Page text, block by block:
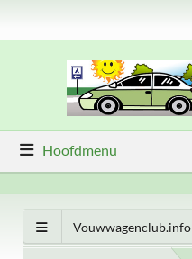
Hoofdmenu
Vouwwagenclub.info